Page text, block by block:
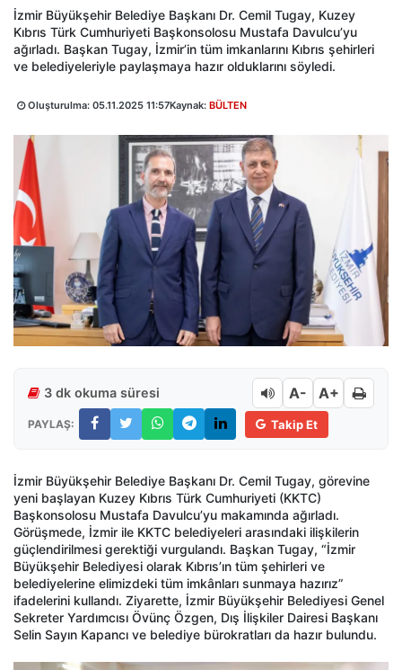
İzmir Büyükşehir Belediye Başkanı Dr. Cemil Tugay, Kuzey
Kıbrıs Türk Cumhuriyeti Başkonsolosu Mustafa Davulcu’yu
ağırladı. Başkan Tugay, İzmir’in tüm imkanlarını Kıbrıs şehirleri
ve belediyeleriyle paylaşmaya hazır olduklarını söyledi.
Oluşturulma: 05.11.2025 11:57Kaynak: BÜLTEN
3 dk okuma süresi A- A+
PAYLAŞ: Takip Et
İzmir Büyükşehir Belediye Başkanı Dr. Cemil Tugay, görevine
yeni başlayan Kuzey Kıbrıs Türk Cumhuriyeti (KKTC)
Başkonsolosu Mustafa Davulcu’yu makamında ağırladı.
Görüşmede, İzmir ile KKTC belediyeleri arasındaki ilişkilerin
güçlendirilmesi gerektiği vurgulandı. Başkan Tugay, “İzmir
Büyükşehir Belediyesi olarak Kıbrıs’ın tüm şehirleri ve
belediyelerine elimizdeki tüm imkânları sunmaya hazırız”
ifadelerini kullandı. Ziyarette, İzmir Büyükşehir Belediyesi Genel
Sekreter Yardımcısı Övünç Özgen, Dış İlişkiler Dairesi Başkanı
Selin Sayın Kapancı ve belediye bürokratları da hazır bulundu.